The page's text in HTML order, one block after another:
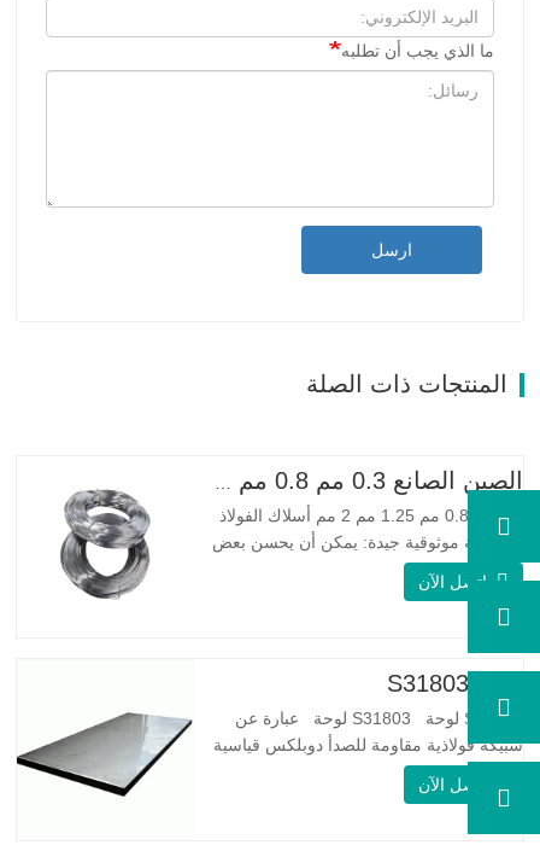
ما الذي يجب أن تطلبه
ارسل
المنتجات ذات الصلة
0.3 مم 0.8 مم 1.25 مم 2 مم أسلاك الفولاذ
المجلفنة موثوقية جيدة: يمكن أن يحسن بعض
العقد والنتوءات والصدأ على الأسلاك الفولاذية
مرونة جيدة: صلابة الفولاذ المجلفن جيدة جدًا،
والمرونة جيدة جدًا، ومناسبة جدًا لصنع الربيع
اتصل الآن
S31803 لوحة S31803 لوحة عبارة عن
سبيكة فولاذية مقاومة للصدأ دوبلكس قياسية
على الوجهين. لديها بنية مجهرية من
اتصل الآن